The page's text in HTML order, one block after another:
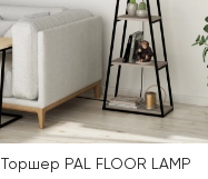
Торшер PAL FLOOR LAMP